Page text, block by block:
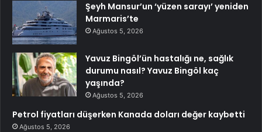
Şeyh Mansur’un ‘yüzen sarayı’ yeniden
Marmaris’te
Ağustos 5, 2026
Yavuz Bingöl’ün hastalığı ne, sağlık
durumu nasıl? Yavuz Bingöl kaç
yaşında?
Ağustos 5, 2026
Petrol fiyatları düşerken Kanada doları değer kaybetti
Ağustos 5, 2026